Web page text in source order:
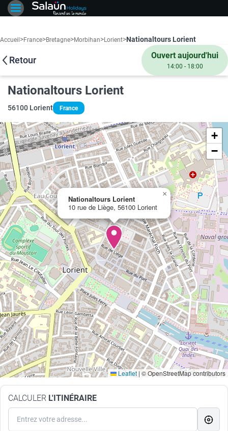
Accueil >France>Bretagne>Morbihan>Lorient>Nationaltours Lorient
Retour Ouvert aujourd'hui
14:00 - 18:00
Nationaltours Lorient
56100 Lorient France
Nationaltours Lorient
10 rue de Liège, 56100 Lorient
×
+
−
Leaflet | © OpenStreetMap contributors
CALCULER L'ITINÉRAIRE